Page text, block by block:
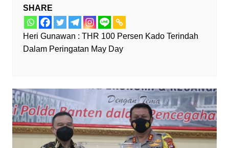
SHARE
Heri Gunawan : THR 100 Persen Kado Terindah
Dalam Peringatan May Day